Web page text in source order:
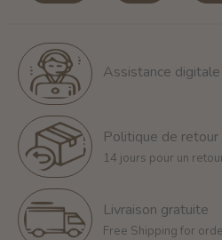
Assistance digitale
Politique de retour
14 jours pour un
Livraison gratuite
Free Shipping for